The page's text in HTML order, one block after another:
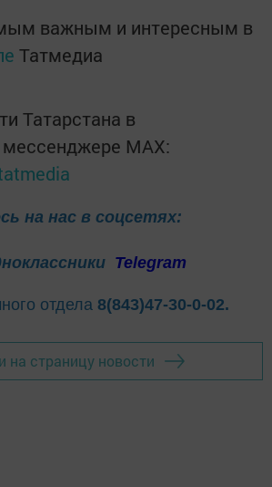
важным и интересным в
Татмедиа
Татарстана в
MАХ:
на нас в соцсетях:
Telegram
отдела 8(843)47-30-0-02.
на страницу новости